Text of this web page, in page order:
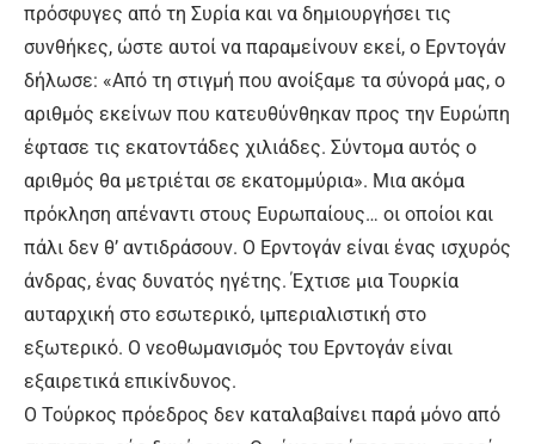
πρόσφυγες από τη Συρία και να δημιουργήσει τις
συνθήκες, ώστε αυτοί να παραμείνουν εκεί, ο Ερντογάν
δήλωσε: «Από τη στιγμή που ανοίξαμε τα σύνορά μας, ο
αριθμός εκείνων που κατευθύνθηκαν προς την Ευρώπη
έφτασε τις εκατοντάδες χιλιάδες. Σύντομα αυτός ο
αριθμός θα μετριέται σε εκατομμύρια». Μια ακόμα
πρόκληση απέναντι στους Ευρωπαίους… οι οποίοι και
πάλι δεν θ’ αντιδράσουν. Ο Ερντογάν είναι ένας ισχυρός
άνδρας, ένας δυνατός ηγέτης. Έχτισε μια Τουρκία
αυταρχική στο εσωτερικό, ιμπεριαλιστική στο
εξωτερικό. Ο νεοθωμανισμός του Ερντογάν είναι
εξαιρετικά επικίνδυνος.
Ο Τούρκος πρόεδρος δεν καταλαβαίνει παρά μόνο από